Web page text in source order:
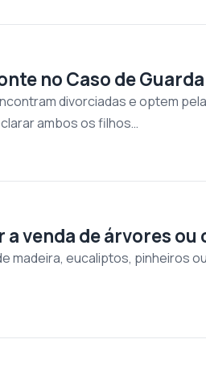
no Caso de
divorciadas e optem
ambos os filhos…
venda de árvores ou
madeira, eucaliptos, pinheiros